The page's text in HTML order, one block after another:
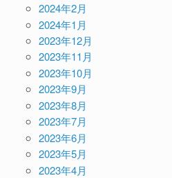
2024年2月
2024年1月
2023年12月
2023年11月
2023年10月
2023年9月
2023年8月
2023年7月
2023年6月
2023年5月
2023年4月